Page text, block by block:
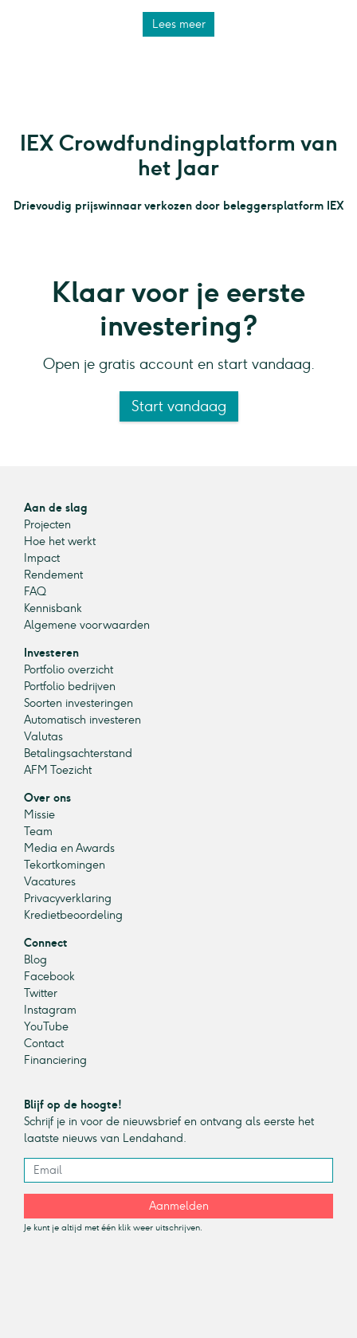
Lees meer
IEX Crowdfundingplatform van
het Jaar
Drievoudig prijswinnaar verkozen door beleggersplatform IEX
Klaar voor je eerste
investering?
Open je gratis account en start vandaag.
Start vandaag
Aan de slag
Projecten
Hoe het werkt
Impact
Rendement
FAQ
Kennisbank
Algemene voorwaarden
Investeren
Portfolio overzicht
Portfolio bedrijven
Soorten investeringen
Automatisch investeren
Valutas
Betalingsachterstand
AFM Toezicht
Over ons
Missie
Team
Media en Awards
Tekortkomingen
Vacatures
Privacyverklaring
Kredietbeoordeling
Connect
Blog
Facebook
Twitter
Instagram
YouTube
Contact
Financiering
Blijf op de hoogte!
Schrijf je in voor de nieuwsbrief en ontvang als eerste het
laatste nieuws van Lendahand.
Aanmelden
Je kunt je altijd met één klik weer uitschrijven.